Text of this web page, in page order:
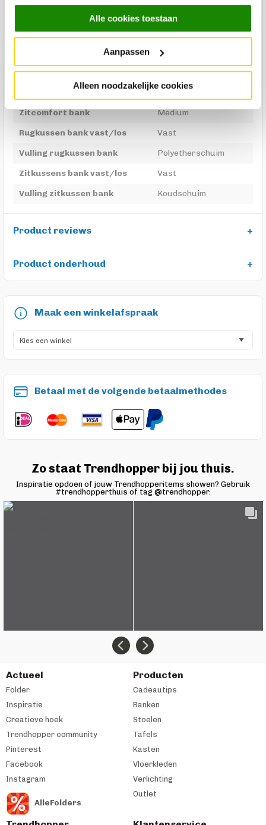
gebruiken.
Alle cookies toestaan
Aanpassen
Alleen noodzakelijke cookies
Breedte armleuning in cm bank 21
Materiaal poot bank
Metaal
Poot hoogte bank in cm
16
Poot kleur bank
Zwart
Zitcomfort bank
Medium
Rugkussen bank vast/los
Vast
Vulling rugkussen bank
Polyetherschuim
Zitkussens bank vast/los
Vast
Vulling zitkussen bank
Koudschuim
Product reviews
Product onderhoud
Maak een winkelafspraak
Betaal met de volgende betaalmethodes
Zo staat Trendhopper bij jou thuis.
Inspiratie opdoen of jouw Trendhopperitems showen? Gebruik
#trendhopperthuis of tag @trendhopper.
Actueel
Folder
Inspiratie
Creatieve hoek
Trendhopper community
Pinterest
Facebook
Instagram
AlleFolders
Producten
Cadeautips
Banken
Stoelen
Tafels
Kasten
Vloerkleden
Verlichting
Outlet